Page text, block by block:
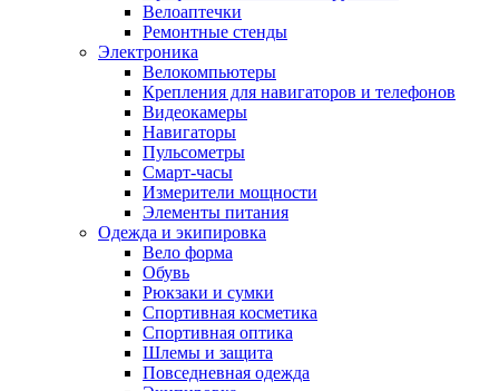
Велоаптечки
Ремонтные стенды
Электроника
Велокомпьютеры
Крепления для навигаторов и телефонов
Видеокамеры
Навигаторы
Пульсометры
Смарт-часы
Измерители мощности
Элементы питания
Одежда и экипировка
Вело форма
Обувь
Рюкзаки и сумки
Спортивная косметика
Спортивная оптика
Шлемы и защита
Повседневная одежда